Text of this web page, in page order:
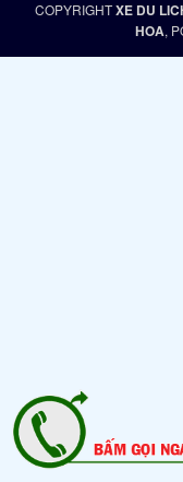
COPYRIGHTXE DU
HOA,